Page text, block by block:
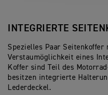
INTEGRIERTE
Spezielles Paar Seitenkoffer
Verstaumöglichkeit eines
Koffer sind Teil des
besitzen integrierte
Lederdeckel.